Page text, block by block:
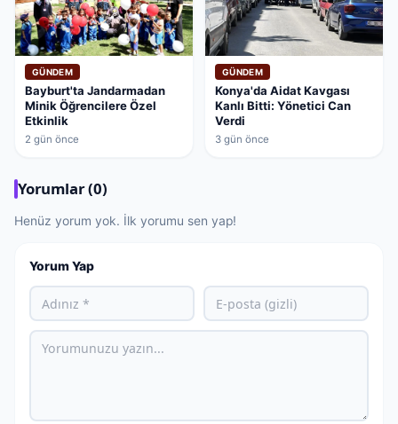
GÜNDEM
Bayburt'ta Jandarmadan
Minik Öğrencilere Özel
Etkinlik
2 gün önce
GÜNDEM
Konya'da Aidat Kavgası
Kanlı Bitti: Yönetici Can
Verdi
3 gün önce
Yorumlar (0)
Henüz yorum yok. İlk yorumu sen yap!
Yorum Yap